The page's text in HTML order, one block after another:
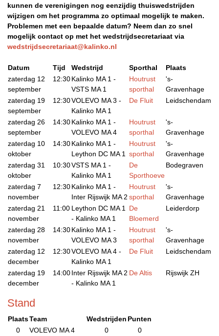
kunnen de verenigingen nog eenzijdig thuiswedstrijden
wijzigen om het programma zo optimaal mogelijk te maken.
Problemen met een bepaalde datum? Neem dan zo snel
mogelijk contact op met het wedstrijdsecretariaat via
wedstrijdsecretariaat@kalinko.nl
Datum Tijd Wedstrijd Sporthal
Plaats
zaterdag 12
september
12:30Kalinko MA 1 -
VSTS MA 1
Houtrust
sporthal
's-
Gravenhage
zaterdag 19
september
12:30VOLEVO MA 3 -
Kalinko MA 1
De Fluit Leidschendam
zaterdag 26
september
14:30Kalinko MA 1 -
VOLEVO MA 4
Houtrust
sporthal
's-
Gravenhage
zaterdag 10
oktober
14:30Kalinko MA 1 -
Leython DC MA 1
Houtrust
sporthal
's-
Gravenhage
zaterdag 31
oktober
10:30VSTS MA 1 -
Kalinko MA 1
De
Sporthoeve
Bodegraven
zaterdag 7
november
12:30Kalinko MA 1 -
Inter Rijswijk MA 2
Houtrust
sporthal
's-
Gravenhage
zaterdag 21
november
11:00 Leython DC MA 1
- Kalinko MA 1
De
Bloemerd
Leiderdorp
zaterdag 28
november
14:30Kalinko MA 1 -
VOLEVO MA 3
Houtrust
sporthal
's-
Gravenhage
zaterdag 12
december
12:30VOLEVO MA 4 -
Kalinko MA 1
De Fluit Leidschendam
zaterdag 19
december
14:00Inter Rijswijk MA 2
- Kalinko MA 1
De Altis Rijswijk ZH
Stand
PlaatsTeam Wedstrijden Punten
0
VOLEVO MA 4 0 0